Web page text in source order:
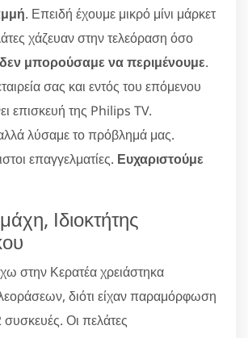
. Επειδή έχουμε μικρό μίνι μάρκετ
χάζευαν στην τελεόραση όσο
δεν μπορούσαμε να περιμένουμε.
σας και εντός του επόμενου
επισκευή της Philips TV.
λύσαμε το πρόβλημά μας.
επαγγελματίες. Ευχαριστούμε
Ιδιοκτήτης
στην Κερατέα χρειάστηκα
διότι είχαν παραμόρφωση
συσκευές. Οι πελάτες